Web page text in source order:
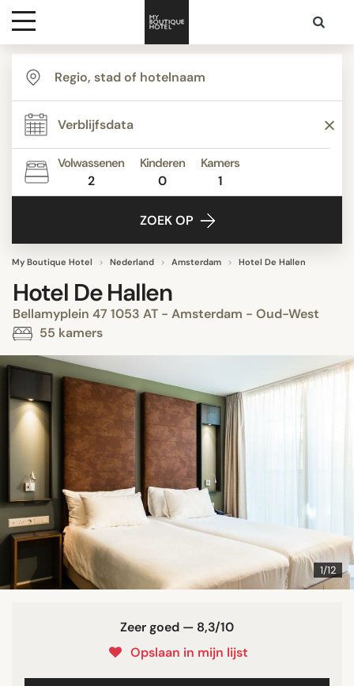
Bestemmingen
Hoteltypes
Contact
Volwassenen
2
Kinderen
0
Kamers
1
ZOEK OP
My Boutique Hotel Nederland Amsterdam Hotel De Hallen
Hotel De Hallen
Bellamyplein 47 1053 AT - Amsterdam - Oud-West
55 kamers
1/12
Zeer goed — 8,3/10
Opslaan in mijn lijst